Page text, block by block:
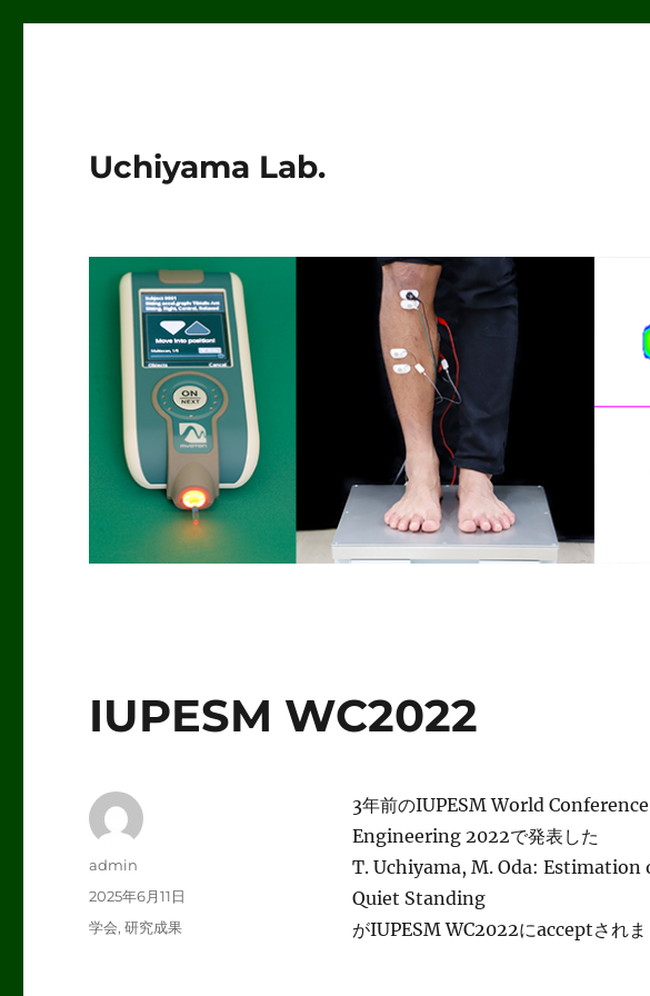
Uchiyama Lab.
IUPESM WC2022
3年前のIUPESM World
Engineering 2022で発表した
T. Uchiyama, M. Oda:
Quiet Standing
がIUPESM WC2022にacceptされま
投
admin
投
稿
2025年6月11日
カ
学会,研究成果